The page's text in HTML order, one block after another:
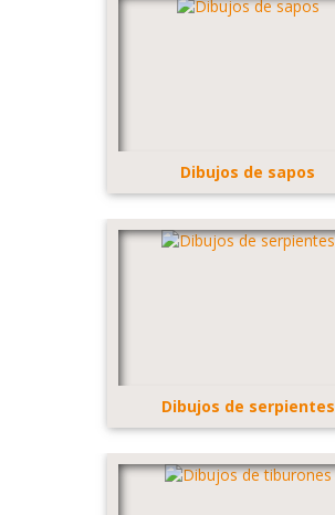
Dibujos de sapos
Dibujos de serpientes